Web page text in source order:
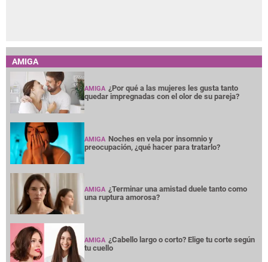
AMIGA
AMIGA ¿Por qué a las mujeres les gusta tanto
quedar impregnadas con el olor de su pareja?
AMIGA Noches en vela por insomnio y
preocupación, ¿qué hacer para tratarlo?
AMIGA ¿Terminar una amistad duele tanto como
una ruptura amorosa?
AMIGA ¿Cabello largo o corto? Elige tu corte según
tu cuello